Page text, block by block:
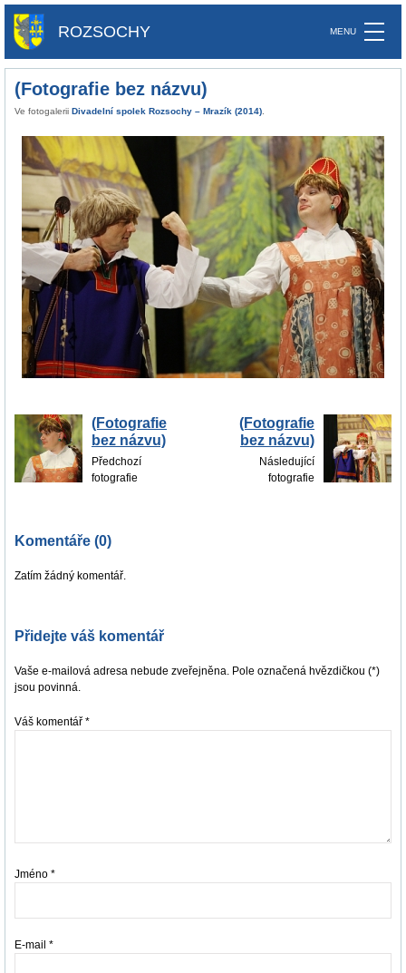
ROZSOCHY
(Fotografie bez názvu)
Ve fotogalerii Divadelní spolek Rozsochy – Mrazík (2014)
(Fotografie
bez názvu)
Předchozí
fotografie
(Fotografie
bez názvu)
Následující
fotografie
Komentáře (0)
Zatím žádný komentář.
Přidejte váš komentář
Vaše e-mailová adresa nebude zveřejněna. Pole označená hvězdičkou (*)
jsou povinná.
Váš komentář *
Jméno *
E-mail *